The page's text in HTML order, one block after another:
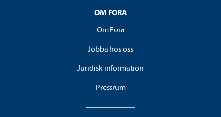
OM FORA
Om Fora
Jobba hos oss
Juridisk information
Pressrum